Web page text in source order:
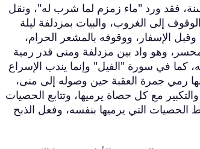
فقد ورد "ماء زمزم لما شرب له"، ونقل
إلى الغروب، والبيات بمزدلفة ليلة
الإسفار، ووقوفه بالمشعر الحرام،
محسر، وهو واد بين مزدلفة ومنى قدر رمية
في سورة "الفيل" وإنما يندب الإسراع
رمي جمرة العقبة حين وصوله إلى منى،
مع كل حصاة يرميها، وتتابع الحصيات
الحصيات التي يرميها بنفسه، وفعل الذبح